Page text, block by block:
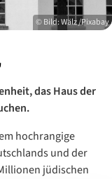
© Bild: Wälz /Pixabay
das Haus der
hochrangige
und der
jüdischen